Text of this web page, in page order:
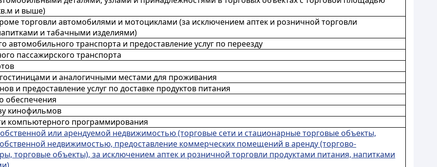
и выше)
торговли автомобилями и мотоциклами (за исключением аптек и розничной торговли
и табачными изделиями)
автомобильного транспорта и предоставление услуг по переезду
пассажирского транспорта
гостиницами и аналогичными местами для проживания
и предоставление услуг по доставке продуктов питания
обеспечения
кинофильмов
компьютерного программирования
или арендуемой недвижимостью (торговые сети и стационарные торговые объекты,
недвижимостью, предоставление коммерческих помещений в аренду (торгово-
торговые объекты), за исключением аптек и розничной торговли продуктами питания, напитками